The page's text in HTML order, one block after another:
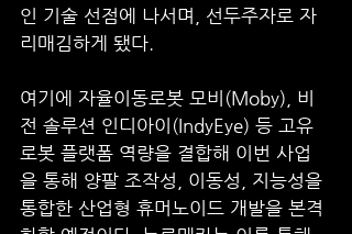
인 기술 선점에 나서며, 선두주자로 자
리매김하게 됐다.
여기에 자율이동로봇 모비(Moby), 비
전 솔루션 인디아이(IndyEye) 등 고유
로봇 플랫폼 역량을 결합해 이번 사업
을 통해 양팔 조작성, 이동성, 지능성을
통합한 산업형 휴머노이드 개발을 본격